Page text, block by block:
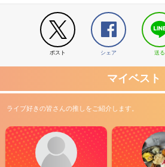
ポスト シェア 送る
マイベスト
ライブ好きの皆さんの推しをご紹介します。